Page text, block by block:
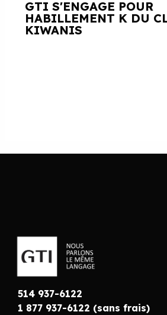
GTI S'ENGAGE POUR
HABILLEMENT K DU
KIWANIS
514 937-6122
1 877 937-6122 (sans frais)